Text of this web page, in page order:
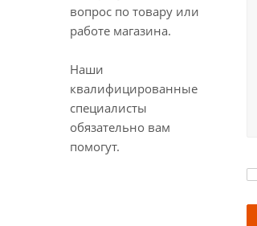
вопрос по товару или
работе магазина.
Наши
квалифицированные
специалисты
обязательно вам
помогут.